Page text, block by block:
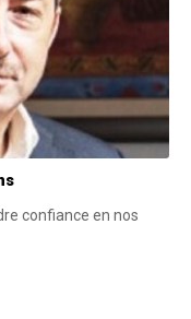
confiance en nos